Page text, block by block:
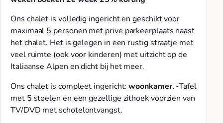
Ons chalet is volledig ingericht en geschikt voor
maximaal 5 personen met prive parkeerplaats naast
het chalet. Het is gelegen in een rustig straatje met
veel ruimte (ook voor kinderen) met uitzicht op de
Italiaanse Alpen en dicht bij het meer.
Ons chalet is compleet ingericht:woonkamer.-Tafel
met 5 stoelen en een gezellige zithoek voorzien van
TV/DVD met schotelontvangst.